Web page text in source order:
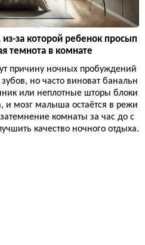
за которой ребенок просып
темнота в комнате
причину ночных пробуждений
но часто виноват банальн
или неплотные шторы блоки
и мозг малыша остаётся в режи
комнаты за час до с
качество ночного отдыха.